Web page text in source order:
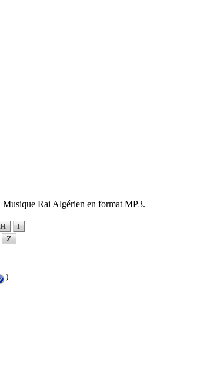
Musique Rai Algérien en format MP3.
H
I
Z
)